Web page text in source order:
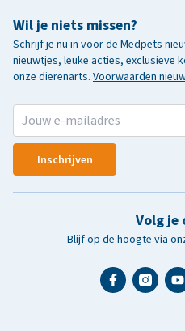
Wil je niets missen?
Schrijf je nu in voor de Medpets
nieuwtjes, leuke acties, exclusieve
onze dierenarts. Voorwaarden
Inschrijven
Volg je
Blijf op de hoogte via